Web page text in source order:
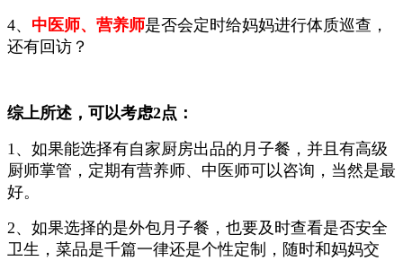
4、 中医师、营养师是否会定时给妈妈进行体质巡查，
还有回访？
综上所述，可以考虑2点：
1、如果能选择有自家厨房出品的月子餐，并且有高级
厨师掌管，定期有营养师、中医师可以咨询，当然是最
好。
2、如果选择的是外包月子餐，也要及时查看是否安全
卫生，菜品是千篇一律还是个性定制，随时和妈妈交